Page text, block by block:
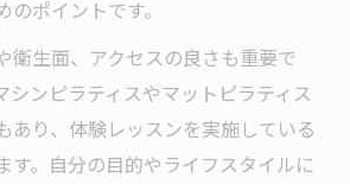
で美姿勢と代謝アップを目指す
つくピラティスの始め方
で無理なく運動習慣を作る方法
けやすいピラティスのポイント
ポイントです。
衛生面、アクセスの良さも重要で
シンピラティスやマットピラティス
あり、体験レッスンを実施している
す。自分の目的やライフスタイルに